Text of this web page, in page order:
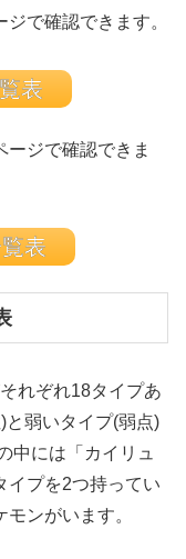
で確認できます。
表
ジで確認できま
表
れぞれ18タイプあ
と弱いタイプ(弱点)
中には「カイリュ
イプを2つ持ってい
ンがいます。